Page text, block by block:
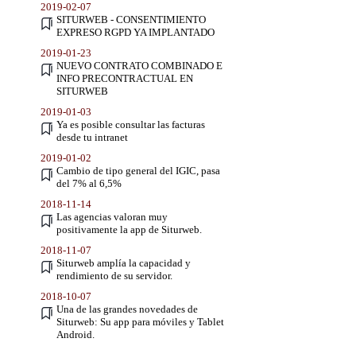
2019-02-07
SITURWEB - CONSENTIMIENTO
EXPRESO RGPD YA IMPLANTADO
2019-01-23
NUEVO CONTRATO COMBINADO E
INFO PRECONTRACTUAL EN
SITURWEB
2019-01-03
Ya es posible consultar las facturas
desde tu intranet
2019-01-02
Cambio de tipo general del IGIC, pasa
del 7% al 6,5%
2018-11-14
Las agencias valoran muy
positivamente la app de Siturweb.
2018-11-07
Siturweb amplía la capacidad y
rendimiento de su servidor.
2018-10-07
Una de las grandes novedades de
Siturweb: Su app para móviles y Tablet
Android.